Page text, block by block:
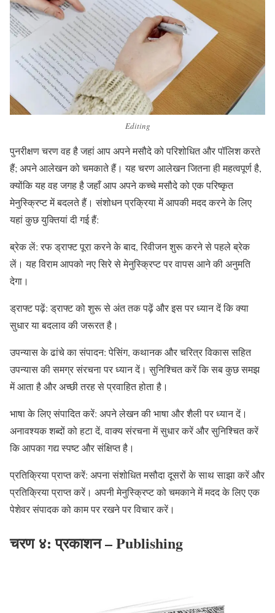
Editing
पुनरीक्षण चरण वह है जहां आप अपने मसौदे को परिशोधित और पॉलिश करते
हैं; अपने आलेखन को चमकाते हैं। यह चरण आलेखन जितना ही महत्वपूर्ण है,
क्योंकि यह वह जगह है जहाँ आप अपने कच्चे मसौदे को एक परिष्कृत
मेनुस्क्रिप्ट में बदलते हैं। संशोधन प्रक्रिया में आपकी मदद करने के लिए
यहां कुछ युक्तियां दी गई हैं:
ब्रेक लें: रफ ड्राफ्ट पूरा करने के बाद, रिवीजन शुरू करने से पहले ब्रेक
लें। यह विराम आपको नए सिरे से मेनुस्क्रिप्ट पर वापस आने की अनुमति
देगा।
ड्राफ्ट पढ़ें: ड्राफ्ट को शुरू से अंत तक पढ़ें और इस पर ध्यान दें कि क्या
सुधार या बदलाव की जरूरत है।
उपन्यास के ढांचे का संपादन: पेसिंग, कथानक और चरित्र विकास सहित
उपन्यास की समग्र संरचना पर ध्यान दें। सुनिश्चित करें कि सब कुछ समझ
में आता है और अच्छी तरह से प्रवाहित होता है।
भाषा के लिए संपादित करें: अपने लेखन की भाषा और शैली पर ध्यान दें।
अनावश्यक शब्दों को हटा दें, वाक्य संरचना में सुधार करें और सुनिश्चित करें
कि आपका गद्य स्पष्ट और संक्षिप्त है।
प्रतिक्रिया प्राप्त करें: अपना संशोधित मसौदा दूसरों के साथ साझा करें और
प्रतिक्रिया प्राप्त करें। अपनी मेनुस्क्रिप्ट को चमकाने में मदद के लिए एक
पेशेवर संपादक को काम पर रखने पर विचार करें।
चरण ४: प्रकाशन– Publishing